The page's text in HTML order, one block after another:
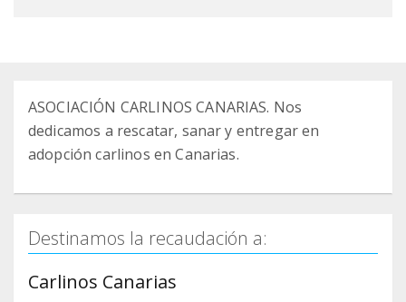
ASOCIACIÓN CARLINOS CANARIAS. Nos
dedicamos a rescatar, sanar y entregar en
adopción carlinos en Canarias.
Destinamos la recaudación a:
Carlinos Canarias